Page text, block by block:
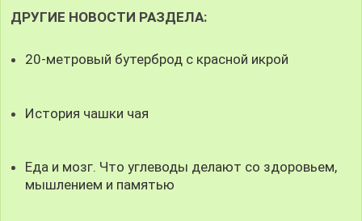
ДРУГИЕ НОВОСТИ РАЗДЕЛА:
20-метровый бутерброд с красной икрой
История чашки чая
Еда и мозг. Что углеводы делают со здоровьем,
мышлением и памятью